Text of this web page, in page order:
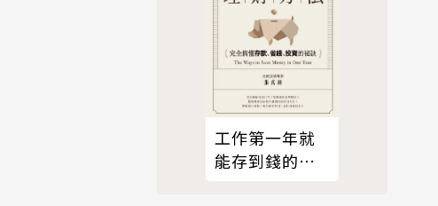
工作第一年就
能存到錢的理